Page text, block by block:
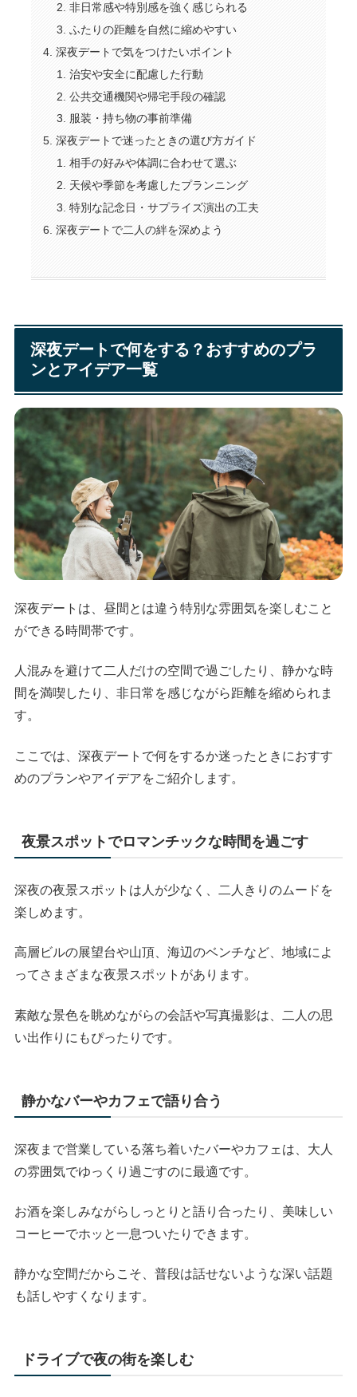
非日常感や特別感を強く感じられる
ふたりの距離を自然に縮めやすい
深夜デートで気をつけたいポイント
治安や安全に配慮した行動
公共交通機関や帰宅手段の確認
服装・持ち物の事前準備
深夜デートで迷ったときの選び方ガイド
相手の好みや体調に合わせて選ぶ
天候や季節を考慮したプランニング
特別な記念日・サプライズ演出の工夫
深夜デートで二人の絆を深めよう
深夜デートで何をする？おすすめのプラ
ンとアイデア一覧
深夜デートは、昼間とは違う特別な雰囲気を楽しむこと
ができる時間帯です。
人混みを避けて二人だけの空間で過ごしたり、静かな時
間を満喫したり、非日常を感じながら距離を縮められま
す。
ここでは、深夜デートで何をするか迷ったときにおすす
めのプランやアイデアをご紹介します。
夜景スポットでロマンチックな時間を過ごす
深夜の夜景スポットは人が少なく、二人きりのムードを
楽しめます。
高層ビルの展望台や山頂、海辺のベンチなど、地域によ
ってさまざまな夜景スポットがあります。
素敵な景色を眺めながらの会話や写真撮影は、二人の思
い出作りにもぴったりです。
静かなバーやカフェで語り合う
深夜まで営業している落ち着いたバーやカフェは、大人
の雰囲気でゆっくり過ごすのに最適です。
お酒を楽しみながらしっとりと語り合ったり、美味しい
コーヒーでホッと一息ついたりできます。
静かな空間だからこそ、普段は話せないような深い話題
も話しやすくなります。
ドライブで夜の街を楽しむ